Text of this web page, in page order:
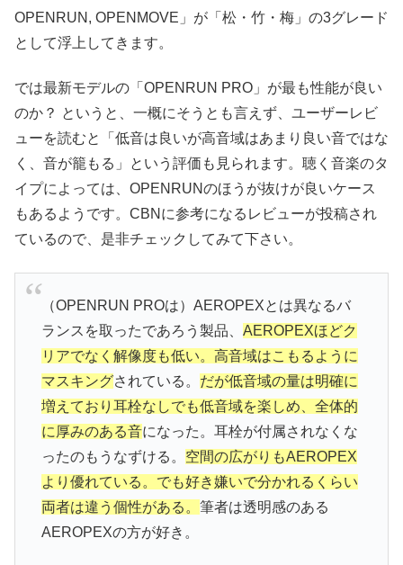
OPENRUN, OPENMOVE」が「松・竹・梅」の3グレード
として浮上してきます。
では最新モデルの「OPENRUN PRO」が最も性能が良い
のか？ というと、一概にそうとも言えず、ユーザーレビ
ューを読むと「低音は良いが高音域はあまり良い音ではな
く、音が籠もる」という評価も見られます。聴く音楽のタ
イプによっては、OPENRUNのほうが抜けが良いケース
もあるようです。CBNに参考になるレビューが投稿され
ているので、是非チェックしてみて下さい。
（OPENRUN PROは）AEROPEXとは異なるバ
ランスを取ったであろう製品、 AEROPEXほどク
リアでなく解像度も低い。高音域はこもるように
マスキングされている。 だが低音域の量は明確に
増えており耳栓なしでも低音域を楽しめ、全体的
に厚みのある音になった。耳栓が付属されなくな
ったのもうなずける。 空間の広がりもAEROPEX
より優れている。でも好き嫌いで分かれるくらい
両者は違う個性がある。 筆者は透明感のある
AEROPEXの方が好き。